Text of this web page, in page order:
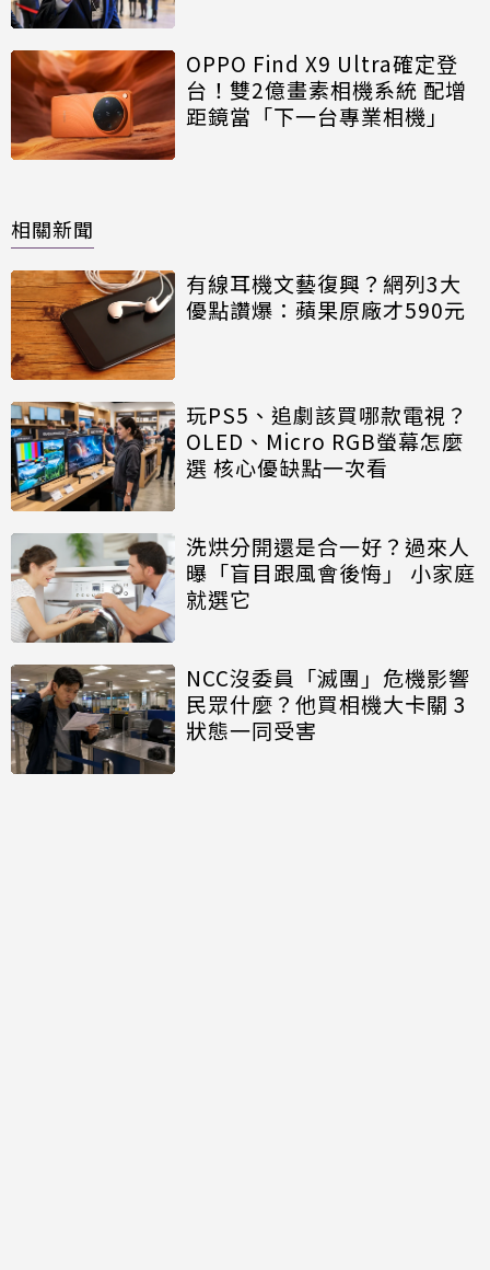
OPPO Find X9 Ultra確定登
台！雙2億畫素相機系統 配增
距鏡當「下一台專業相機」
相關新聞
有線耳機文藝復興？網列3大
優點讚爆：蘋果原廠才590元
玩PS5、追劇該買哪款電視？
OLED、Micro RGB螢幕怎麼
選 核心優缺點一次看
洗烘分開還是合一好？過來人
曝「盲目跟風會後悔」 小家庭
就選它
NCC沒委員「滅團」危機影響
民眾什麼？他買相機大卡關 3
狀態一同受害